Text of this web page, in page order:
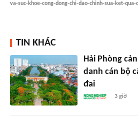
va-suc-khoe-cong-dong-chi-dao-chinh-sua-ket-
TIN KHÁC
Hải Phòng
danh cán bộ
đai
3 giờ